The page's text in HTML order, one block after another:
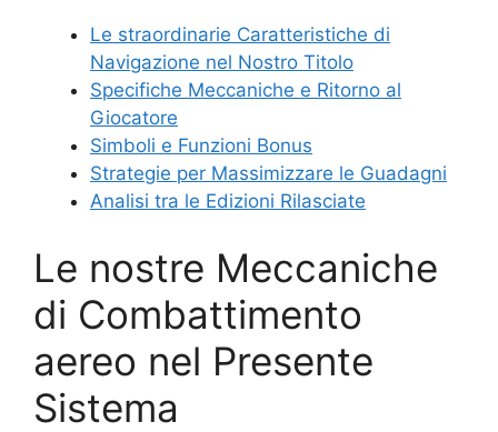
Le straordinarie Caratteristiche di
Navigazione nel Nostro Titolo
Specifiche Meccaniche e Ritorno al
Giocatore
Simboli e Funzioni Bonus
Strategie per Massimizzare le Guadagni
Analisi tra le Edizioni Rilasciate
Le nostre Meccaniche
di Combattimento
aereo nel Presente
Sistema